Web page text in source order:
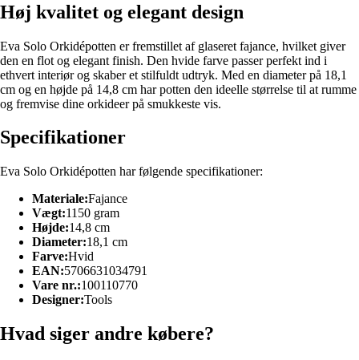
Høj kvalitet og elegant design
Eva Solo Orkidépotten er fremstillet af glaseret fajance, hvilket giver
den en flot og elegant finish. Den hvide farve passer perfekt ind i
ethvert interiør og skaber et stilfuldt udtryk. Med en diameter på 18,1
cm og en højde på 14,8 cm har potten den ideelle størrelse til at rumme
og fremvise dine orkideer på smukkeste vis.
Specifikationer
Eva Solo Orkidépotten har følgende specifikationer:
Materiale:Fajance
Vægt:1150 gram
Højde:14,8 cm
Diameter:18,1 cm
Farve:Hvid
EAN:5706631034791
Vare nr.:100110770
Designer:Tools
Hvad siger andre købere?